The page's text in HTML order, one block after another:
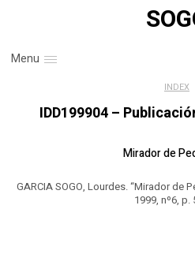
Menu
INDEX
IDD199904 –
Mirador de
GARCIA SOGO, Lourdes. “Mirador de
1999, nº6, p.